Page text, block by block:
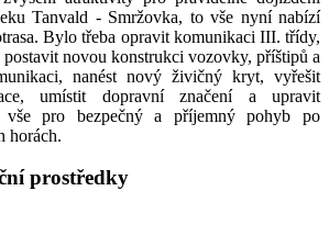
Tanvald - Smržovka, to vše nyní nabízí
Bylo třeba opravit komunikaci III. třídy,
novou konstrukci vozovky, příštipů a
nanést nový živičný kryt, vyřešit
umístit dopravní značení a upravit
vše pro bezpečný a příjemný pohyb po
horách.
prostředky